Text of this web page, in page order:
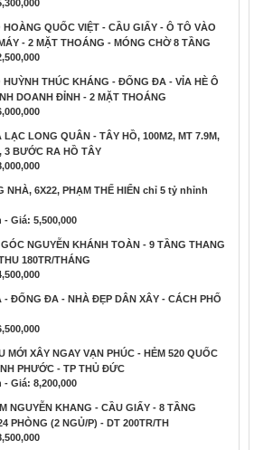
QUỐC VIỆT - CẦU GIẤY - Ô TÔ VÀO
- 2 MẶT THOÁNG - MÓNG CHỜ 8 TẦNG
THÚC KHÁNG - ĐỐNG ĐA - VỈA HÈ Ô
DOANH ĐỈNH - 2 MẶT THOÁNG
LONG QUÂN - TÂY HỒ, 100M2, MT 7.9M,
3 BƯỚC RA HỒ TÂY
NHÀ, 6X22, PHẠM THẾ HIỂN chỉ 5 tỷ nhỉnh
Giá: 5,500,000
NGUYỄN KHÁNH TOÀN - 9 TẦNG THANG
180TR/THÁNG
ĐỐNG ĐA - NHÀ ĐẸP DÂN XÂY - CÁCH PHỐ
MỚI XÂY NGAY VẠN PHÚC - HẺM 520 QUỐC
PHƯỚC - TP THỦ ĐỨC
Giá: 8,200,000
NGUYỄN KHANG - CẦU GIẤY - 8 TẦNG
PHÒNG (2 NGỦ/P) - DT 200TR/TH